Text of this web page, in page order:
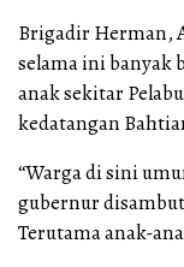
Brigadir Herman,
selama ini banyak
anak sekitar
kedatangan
“Warga di sini
gubernur
Terutama anak-